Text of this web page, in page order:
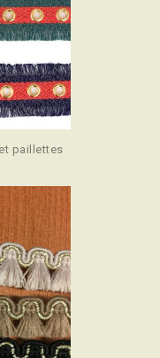
paillettes